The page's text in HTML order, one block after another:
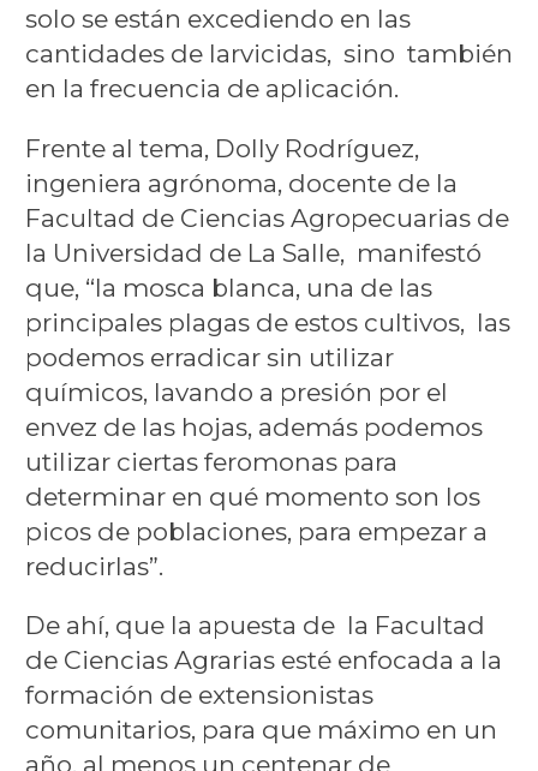
solo se están excediendo en las
cantidades de larvicidas, sino también
en la frecuencia de aplicación.
Frente al tema, Dolly Rodríguez,
ingeniera agrónoma, docente de la
Facultad de Ciencias Agropecuarias de
la Universidad de La Salle, manifestó
que, “la mosca blanca, una de las
principales plagas de estos cultivos, las
podemos erradicar sin utilizar
químicos, lavando a presión por el
envez de las hojas, además podemos
utilizar ciertas feromonas para
determinar en qué momento son los
picos de poblaciones, para empezar a
reducirlas”.
De ahí, que la apuesta de la Facultad
de Ciencias Agrarias esté enfocada a la
formación de extensionistas
comunitarios, para que máximo en un
año, al menos un centenar de